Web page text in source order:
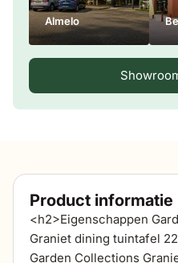
Almelo
Product informatie
<h2>Eigenschappen
Graniet dining tuintafel
Garden Collections